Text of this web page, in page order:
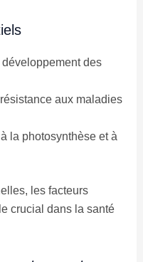
des
aux maladies
la photosynthèse et à
les facteurs
crucial dans la santé